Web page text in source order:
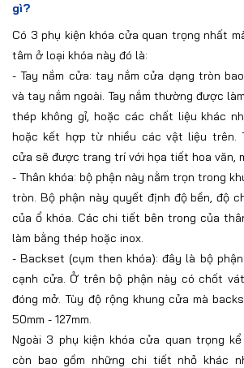
gì?
Có 3 phụ kiện khóa cửa quan trọng nhất
tâm ở loại khóa này đó là:
- Tay nắm cửa: tay nắm cửa dạng tròn
và tay nắm ngoài. Tay nắm thường được
thép không gỉ, hoặc các chất liệu khác
hoặc kết hợp từ nhiều các vật liệu trên.
cửa sẽ được trang trí với họa tiết hoa văn,
- Thân khóa: bộ phận này nằm trọn trong
tròn. Bộ phận này quyết định độ bền, độ
của ổ khóa. Các chi tiết bên trong của
làm bằng thép hoặc inox.
- Backset (cụm then khóa): đây là bộ
cạnh cửa. Ở trên bộ phận này có chốt
đóng mở. Tùy độ rộng khung cửa mà
50mm - 127mm.
Ngoài 3 phụ kiện khóa cửa quan trọng
còn bao gồm những chi tiết nhỏ khác